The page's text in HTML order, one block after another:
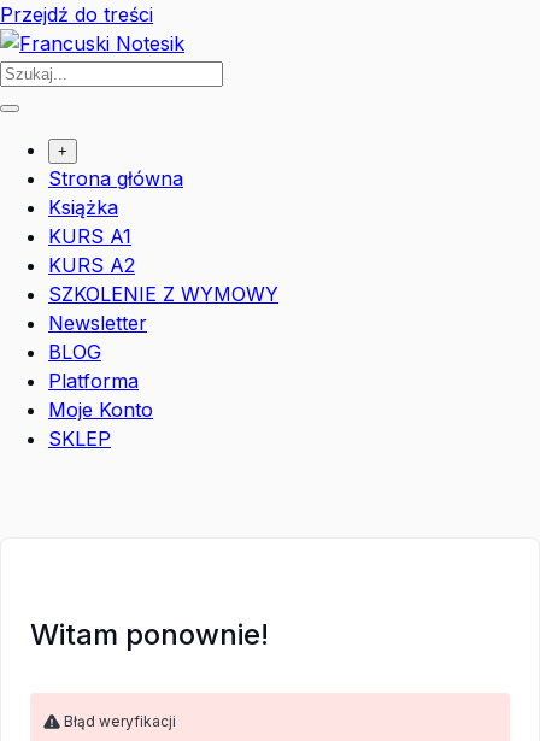
Przejdź do treści
+
Strona główna
Książka
KURS A1
KURS A2
SZKOLENIE Z WYMOWY
Newsletter
BLOG
Platforma
Moje Konto
SKLEP
Witam ponownie!
Błąd weryfikacji